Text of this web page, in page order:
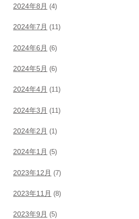
2024年8月 (4)
2024年7月 (11)
2024年6月 (6)
2024年5月 (6)
2024年4月 (11)
2024年3月 (11)
2024年2月 (1)
2024年1月 (5)
2023年12月 (7)
2023年11月 (8)
2023年9月 (5)